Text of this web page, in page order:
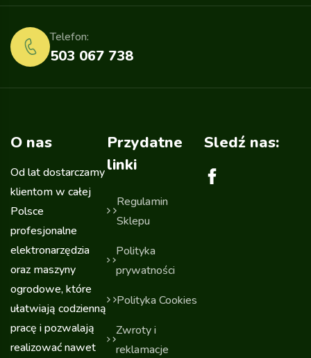
503 067 738
Telefon:
O nas
Od lat dostarczamy
klientom w całej
Polsce
profesjonalne
elektronarzędzia
oraz maszyny
ogrodowe, które
ułatwiają codzienną
pracę i pozwalają
realizować nawet
Przydatne
linki
Regulamin
Sklepu
Polityka
prywatności
Polityka Cookies
Zwroty i
reklamacje
Sledź nas: